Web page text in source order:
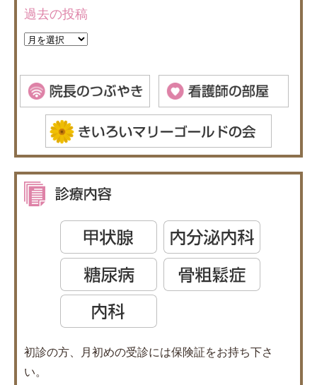
過去の投稿
初診の方、月初めの受診には保険証をお持ち下さ
い。